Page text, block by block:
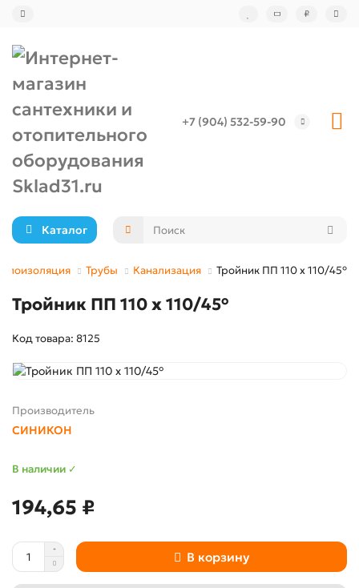
₽
+7 (904) 532-59-90
Каталог
Трубы Канализация Тройник ПП 110 x 110/45°
Тройник ПП 110 x 110/45°
Код товара: 8125
Производитель
СИНИКОН
В наличии ✓
194,65 ₽
В корзину